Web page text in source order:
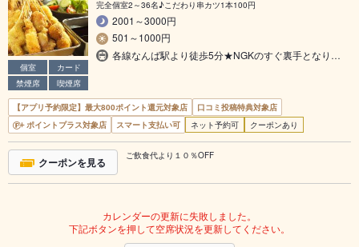
個室
カード
禁煙席
喫煙席
完全個室2～36名♪こだわり串カツ1本100円
2001～3000円
501～1000円
各線なんば駅より徒歩5分★NGKのすぐ裏手となり…
【アプリ予約限定】最大800ポイント還元対象店
口コミ投稿特典対象店
ポイントプラス対象店
スマート支払い可 ネット予約可 クーポンあり
クーポンを見る ご飲食代より１０％OFF
カレンダーの更新に失敗しました。
下記ボタンを押して空席状況を更新してください。